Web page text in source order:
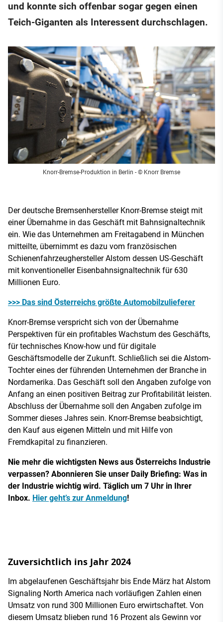
und konnte sich offenbar sogar gegen einen
Teich-Giganten als Interessent durchschlagen.
Knorr-Bremse-Produktion in Berlin - © Knorr Bremse
Der deutsche Bremsenhersteller Knorr-Bremse steigt mit
einer Übernahme in das Geschäft mit Bahnsignaltechnik
ein. Wie das Unternehmen am Freitagabend in München
mitteilte, übernimmt es dazu vom französischen
Schienenfahrzeughersteller Alstom dessen US-Geschäft
mit konventioneller Eisenbahnsignaltechnik für 630
Millionen Euro.
>>> Das sind Österreichs größte Automobilzulieferer
Knorr-Bremse verspricht sich von der Übernahme
Perspektiven für ein profitables Wachstum des Geschäfts,
für technisches Know-how und für digitale
Geschäftsmodelle der Zukunft. Schließlich sei die Alstom-
Tochter eines der führenden Unternehmen der Branche in
Nordamerika. Das Geschäft soll den Angaben zufolge von
Anfang an einen positiven Beitrag zur Profitabilität leisten.
Abschluss der Übernahme soll den Angaben zufolge im
Sommer dieses Jahres sein. Knorr-Bremse beabsichtigt,
den Kauf aus eigenen Mitteln und mit Hilfe von
Fremdkapital zu finanzieren.
Nie mehr die wichtigsten News aus Österreichs Industrie
verpassen? Abonnieren Sie unser Daily Briefing: Was in
der Industrie wichtig wird. Täglich um 7 Uhr in Ihrer
Inbox. Hier geht’s zur Anmeldung!
Zuversichtlich ins Jahr 2024
Im abgelaufenen Geschäftsjahr bis Ende März hat Alstom
Signaling North America nach vorläufigen Zahlen einen
Umsatz von rund 300 Millionen Euro erwirtschaftet. Von
diesem Umsatz blieben rund 16 Prozent als Gewinn vor